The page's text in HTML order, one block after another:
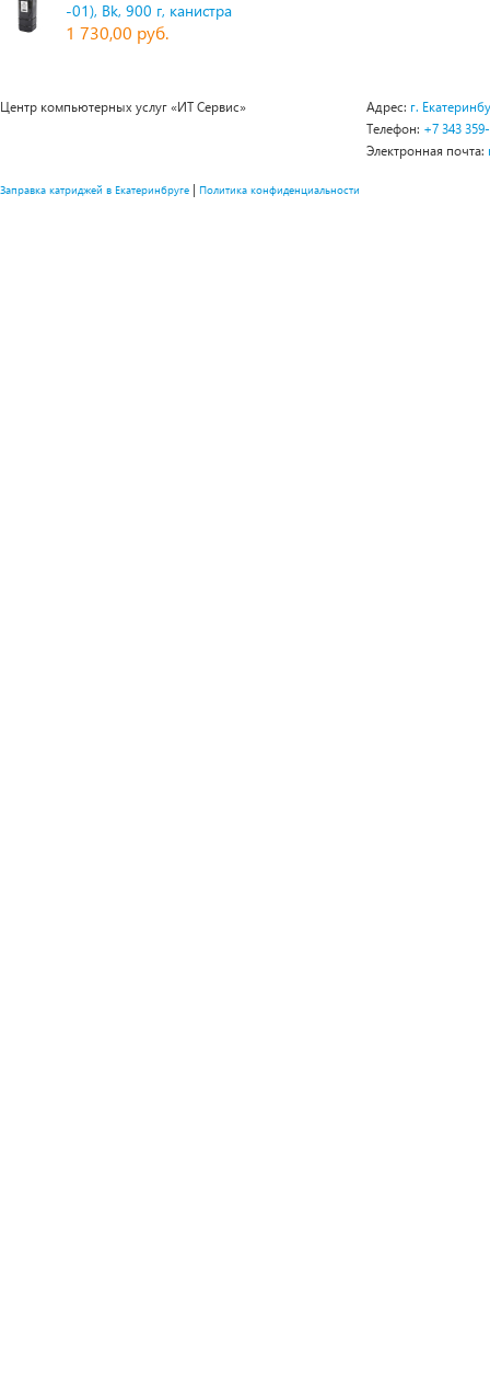
-01), Bk, 900 г, канистра
1 730,00 руб.
Центр компьютерных услуг «ИТ Сервис» Адрес: г.
Телефон: +7 343
Электронная почта:
Заправка катриджей в Екатеринбруге | Политика конфиденциальности